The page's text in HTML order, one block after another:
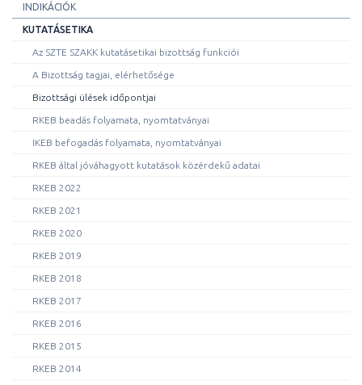
INDIKÁCIÓK
KUTATÁSETIKA
Az SZTE SZAKK kutatásetikai bizottság funkciói
A Bizottság tagjai, elérhetősége
Bizottsági ülések időpontjai
RKEB beadás folyamata, nyomtatványai
IKEB befogadás folyamata, nyomtatványai
RKEB által jóváhagyott kutatások közérdekű adatai
RKEB 2022
RKEB 2021
RKEB 2020
RKEB 2019
RKEB 2018
RKEB 2017
RKEB 2016
RKEB 2015
RKEB 2014